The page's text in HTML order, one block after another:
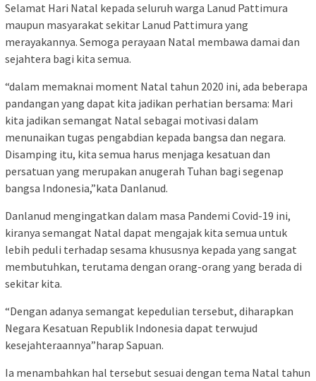
Selamat Hari Natal kepada seluruh warga Lanud Pattimura
maupun masyarakat sekitar Lanud Pattimura yang
merayakannya. Semoga perayaan Natal membawa damai dan
sejahtera bagi kita semua.
“dalam memaknai moment Natal tahun 2020 ini, ada beberapa
pandangan yang dapat kita jadikan perhatian bersama: Mari
kita jadikan semangat Natal sebagai motivasi dalam
menunaikan tugas pengabdian kepada bangsa dan negara.
Disamping itu, kita semua harus menjaga kesatuan dan
persatuan yang merupakan anugerah Tuhan bagi segenap
bangsa Indonesia,”kata Danlanud.
Danlanud mengingatkan dalam masa Pandemi Covid-19 ini,
kiranya semangat Natal dapat mengajak kita semua untuk
lebih peduli terhadap sesama khususnya kepada yang sangat
membutuhkan, terutama dengan orang-orang yang berada di
sekitar kita.
“Dengan adanya semangat kepedulian tersebut, diharapkan
Negara Kesatuan Republik Indonesia dapat terwujud
kesejahteraannya”harap Sapuan.
Ia menambahkan hal tersebut sesuai dengan tema Natal tahun